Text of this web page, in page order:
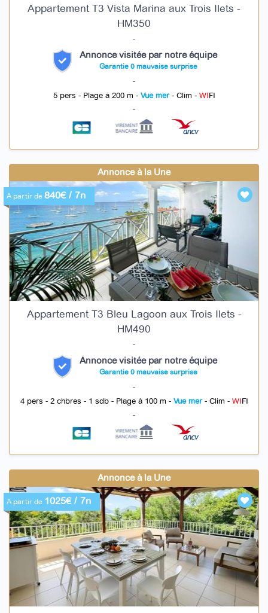
Appartement T3 Vista Marina aux Trois Ilets -
HM350
-
Annonce visitée par notre équipe
Garantie 0 mauvaise surprise
-
5 pers - Plage à 200 m - Vue mer- Clim - WIFI
-
Annonce à la Une
A partir de 840€ / 7n
Appartement T3 Bleu Lagoon aux Trois Ilets -
HM490
-
Annonce visitée par notre équipe
Garantie 0 mauvaise surprise
-
4 pers - 2 chbres - 1 sdb - Plage à 100 m - Vue mer- Clim - WIFI
-
Annonce à la Une
A partir de 1025€ / 7n